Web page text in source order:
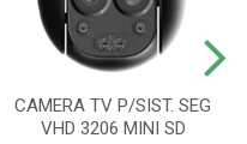
CAMERA TV P/SIST. SEG
VHD 3206 MINI SD